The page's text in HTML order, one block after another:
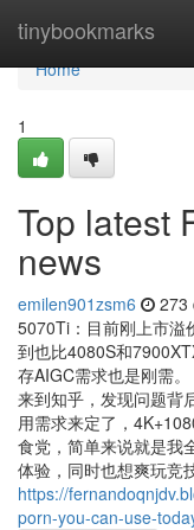
tinybookmarks
Home
Home
1
Top latest
news
emilen901zsm6 273
5070Ti：目前刚上市溢
到也比4080S和
存AIGC需求也是刚需
来到知乎，发现问题背
用需求来定了，
食党，简单来说就是我
体验，同时也想爽玩竞
https://
porn-you-can-use-